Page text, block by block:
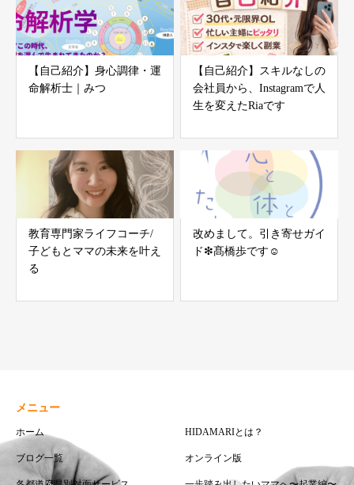
【自己紹介】身心調律・運
命解析士｜みつ
【自己紹介】スキルなしの
会社員から、Instagramで人
生を変えたRiaです
教育専門家ライフコーチ/
子どもとママの未来を叶え
る
改めまして。引き寄せガイ
ド❇︎髙橋歩です☺︎
メニュー
ホーム HIDAMARIとは？
ブログ一覧 オンライン版